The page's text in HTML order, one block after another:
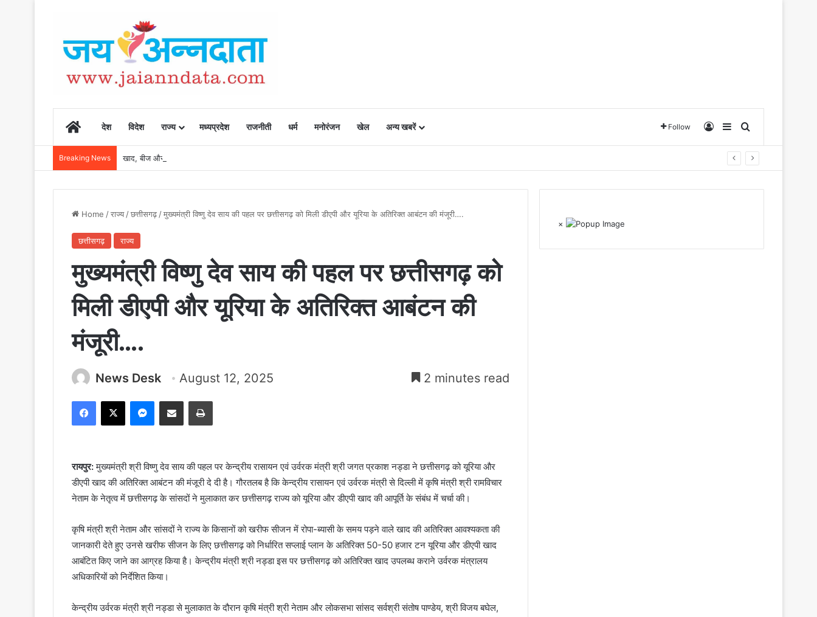
Homeदेश विदेश राज्य मध्यप्रदेश राजनीती धर्म मनोरंजन खेल अन्य खबरें Follow Log InSidebarSearch for
Breaking News खाद, बीज और उर्वरकों की समय पर उपलब्धता से किसानों में उत्साह, नैनो डीएपी और नैनो यूरिया बने किसानों के भरोसेमंद कृषि साथी…..
Home /राज्य/छत्तीसगढ़/मुख्यमंत्री विष्णु देव साय की पहल पर छत्तीसगढ़ को मिली डीएपी और यूरिया के अतिरिक्त आबंटन की मंजूरी….
छत्तीसगढ़ राज्य
मुख्यमंत्री विष्णु देव साय की पहल पर छत्तीसगढ़ को
मिली डीएपी और यूरिया के अतिरिक्त आबंटन की
मंजूरी….
News Desk August 12, 2025 2 minutes read
Facebook
X Messenger
Share via Email Print
रायपुर:मुख्यमंत्री श्री विष्णु देव साय की पहल पर केन्द्रीय रासायन एवं उर्वरक मंत्री श्री जगत प्रकाश नड्डा ने छत्तीसगढ़ को यूरिया और
डीएपी खाद की अतिरिक्त आबंटन की मंजूरी दे दी है। गौरतलब है कि केन्द्रीय रासायन एवं उर्वरक मंत्री से दिल्ली में कृषि मंत्री श्री रामविचार
नेताम के नेतृत्व में छत्तीसगढ़ के सांसदों ने मुलाकात कर छत्तीसगढ़ राज्य को यूरिया और डीएपी खाद की आपूर्ति के संबंध में चर्चा की।
कृषि मंत्री श्री नेताम और सांसदों ने राज्य के किसानों को खरीफ सीजन में रोपा-ब्यासी के समय पड़ने वाले खाद की अतिरिक्त आवश्यकता की
जानकारी देते हुए उनसे खरीफ सीजन के लिए छत्तीसगढ़ को निर्धारित सप्लाई प्लान के अतिरिक्त 50-50 हजार टन यूरिया और डीएपी खाद
आबंटित किए जाने का आग्रह किया है। केन्द्रीय मंत्री श्री नड्डा इस पर छत्तीसगढ़ को अतिरिक्त खाद उपलब्ध कराने उर्वरक मंत्रालय
अधिकारियों को निर्देशित किया।
केन्द्रीय उर्वरक मंत्री श्री नड्डा से मुलाकात के दौरान कृषि मंत्री श्री नेताम और लोकसभा सांसद सर्वश्री संतोष पाण्डेय, श्री विजय बघेल,
×